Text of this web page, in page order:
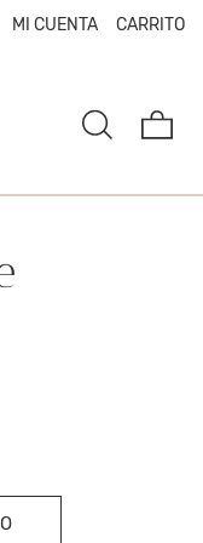
MI CUENTA CARRITO